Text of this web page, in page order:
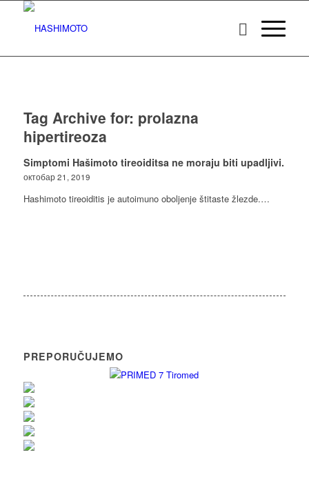
Tag Archive for: prolazna
hipertireoza
Simptomi Hašimoto tireoiditsa ne moraju biti upadljivi.
октобар 21, 2019
Hashimoto tireoiditis je autoimuno oboljenje štitaste žlezde.…
PREPORUČUJEMO